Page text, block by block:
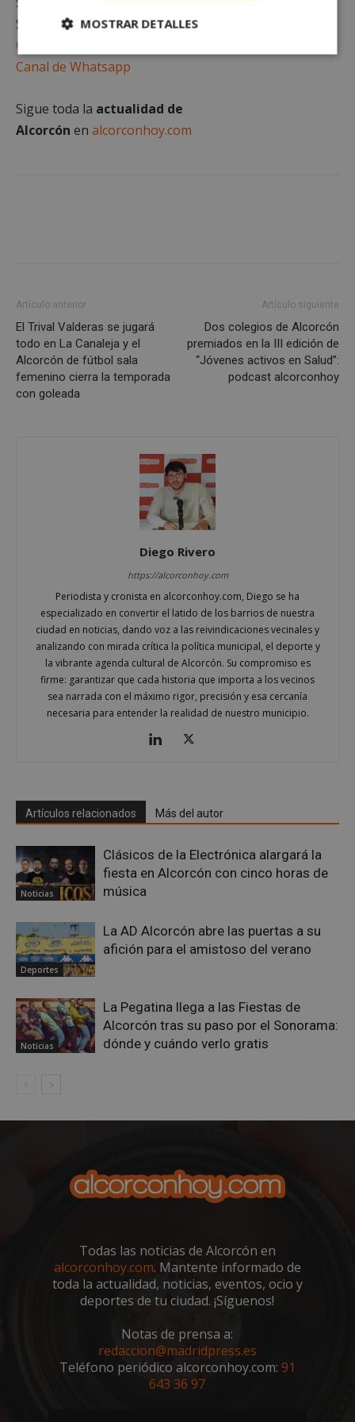
Suscríbete gratis al
Canal de Telegram
Canal de Whatsapp
Sigue toda la actualidad de
Alcorcón en alcorconhoy.com
Artículo anterior
El Trival Valderas se jugará
todo en La Canaleja y el
Alcorcón de fútbol sala
femenino cierra la temporada
con goleada
Artículo siguiente
Dos colegios de Alcorcón
premiados en la III edición de
“Jóvenes activos en Salud”:
podcast alcorconhoy
Diego Rivero
https://alcorconhoy.com
Periodista y cronista en alcorconhoy.com, Diego se ha
especializado en convertir el latido de los barrios de nuestra
ciudad en noticias, dando voz a las reivindicaciones vecinales y
analizando con mirada crítica la política municipal, el deporte y
la vibrante agenda cultural de Alcorcón. Su compromiso es
firme: garantizar que cada historia que importa a los vecinos
sea narrada con el máximo rigor, precisión y esa cercanía
necesaria para entender la realidad de nuestro municipio.
Artículos relacionados Más del autor
Noticias
Clásicos de la Electrónica alargará la
fiesta en Alcorcón con cinco horas de
música
Deportes
La AD Alcorcón abre las puertas a su
afición para el amistoso del verano
Noticias
La Pegatina llega a las Fiestas de
Alcorcón tras su paso por el Sonorama:
dónde y cuándo verlo gratis
Todas las noticias de Alcorcón en
alcorconhoy.com. Mantente informado de
toda la actualidad, noticias, eventos, ocio y
deportes de tu ciudad. ¡Síguenos!
Notas de prensa a:
redaccion@madridpress.es
Teléfono periódico alcorconhoy.com: 91
643 36 97
MOSTRAR DETALLES
Cookies
estrictamente
Cookies de
Cookies estrictamente necesarias
Cookies de rendimiento
Cookies de preferencias
funcionalidad principal del sitio web, como el
inicio de sesión de usuario y la gestión de cuentas.
El sitio web no se puede utilizar correctamente sin
las cookies estrictamente necesarias.
AWSALBCORS
Amazon.com
1 semana
VISITOR_PRIVACY_METADATA
YouTube
.youtube.com